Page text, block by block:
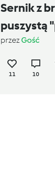
Sernik z
puszystą
przezGość
11 10